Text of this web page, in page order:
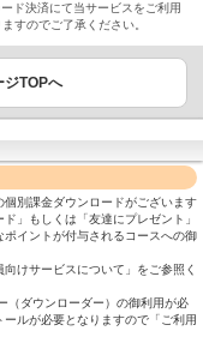
ド決済にて当サービスをご利用
すのでご了承ください。
ジTOPへ
別課金ダウンロードがございます
」もしくは「友達にプレゼント」
イントが付与されるコースへの御
けサービスについて」をご参照く
（ダウンローダー）の御利用が必
ルが必要となりますので「ご利用